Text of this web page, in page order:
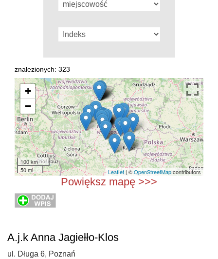
znalezionych: 323
+
−
100 km
50 mi
Leaflet | ©OpenStreetMapcontributors
Powiększ mapę >>>
A.j.k Anna Jagiełło-Klos
ul. Długa 6, Poznań